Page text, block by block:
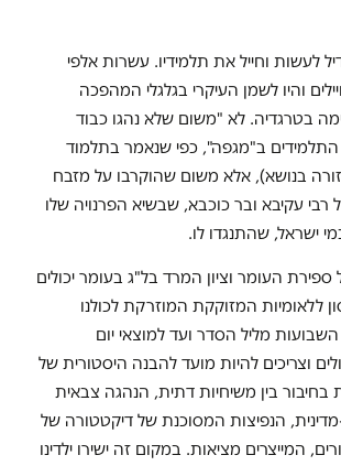
לעשות וחייל את תלמידיו. עשרות אלפי
והיו לשמן העיקרי בגלגלי המהפכה
בטרגדיה. לא "משום שלא נהגו כבוד
ב"מגפה", כפי שנאמר בתלמוד
בנושא), אלא משום שהוקרבו על מזבח
עקיבא ובר כוכבא, שבשיא הפרנויה שלו
ישראל, שהתנגדו לו.
העומר וציון המרד בל"ג בעומר יכולים
ללאומיות המזוקקת המוזרקת לכולנו
מליל הסדר ועד למוצאי יום
וצריכים להיות מועד להבנה היסטורית של
בחיבור בין משיחיות דתית, הנהגה צבאית
מדינית, הנפיצות המסוכנת של דיקטטורה של
המייצרים מציאות. במקום זה ישירו ילדינו